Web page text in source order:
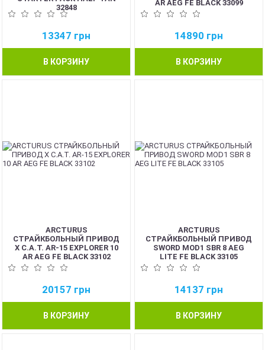
32848
13347 грн
В КОРЗИНУ
AR AEG FE BLACK 33099
14890 грн
В КОРЗИНУ
ARCTURUS
СТРАЙКБОЛЬНЫЙ ПРИВОД
X C.A.T. AR-15 EXPLORER 10
AR AEG FE BLACK 33102
20157 грн
В КОРЗИНУ
ARCTURUS
СТРАЙКБОЛЬНЫЙ ПРИВОД
SWORD MOD1 SBR 8 AEG
LITE FE BLACK 33105
14137 грн
В КОРЗИНУ